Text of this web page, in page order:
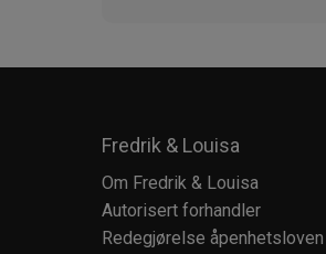
Fredrik & Louisa
Om Fredrik & Louisa
Autorisert forhandler
Redegjørelse åpenhetsloven